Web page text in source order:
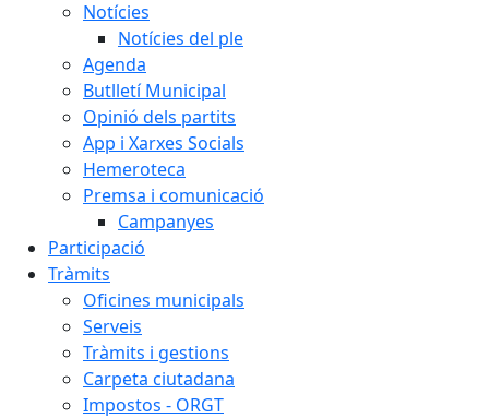
Notícies
Notícies del ple
Agenda
Butlletí Municipal
Opinió dels partits
App i Xarxes Socials
Hemeroteca
Premsa i comunicació
Campanyes
Participació
Tràmits
Oficines municipals
Serveis
Tràmits i gestions
Carpeta ciutadana
Impostos - ORGT